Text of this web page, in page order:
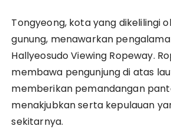
Tongyeong, kota yang dikelilingi
gunung, menawarkan
Hallyeosudo Viewing Ropeway.
membawa pengunjung di atas
memberikan pemandangan
menakjubkan serta kepulauan
sekitarnya.